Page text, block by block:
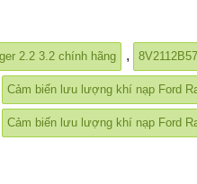
2.2 3.2 chính hãng ,
Cảm biến lưu lượng khí nạp Ford
Cảm biến lưu lượng khí nạp Ford